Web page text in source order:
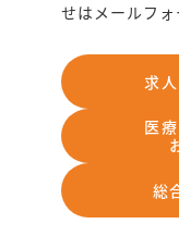
せはメールフォ
求
医
総